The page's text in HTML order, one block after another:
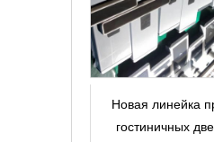
Новая линейка
гостиничных